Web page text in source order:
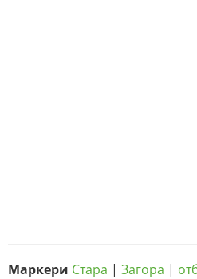
Маркери Стара | Загора |